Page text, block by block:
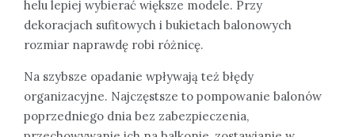
helu lepiej wybierać większe modele. Przy
dekoracjach sufitowych i bukietach balonowych
rozmiar naprawdę robi różnicę.
Na szybsze opadanie wpływają też błędy
organizacyjne. Najczęstsze to pompowanie balonów
poprzedniego dnia bez zabezpieczenia,